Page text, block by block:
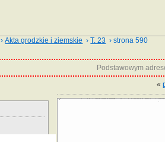
›Akta grodzkie i ziemskie ›T. 23 › strona 590
Podstawowym
«